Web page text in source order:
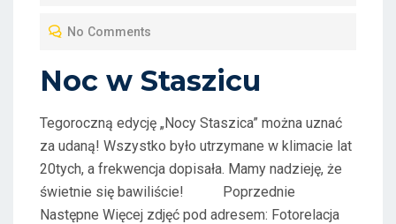
E
O
No Comments
Noc w Staszicu
Tegoroczną edycję „Nocy Staszica” można uznać
za udaną! Wszystko było utrzymane w klimacie lat
20tych, a frekwencja dopisała. Mamy nadzieję, że
świetnie się bawiliście! Poprzednie
Następne Więcej zdjęć pod adresem: Fotorelacja